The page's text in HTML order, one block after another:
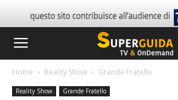
Home Reality Show Grande Fratello
Reality Show Grande Fratello